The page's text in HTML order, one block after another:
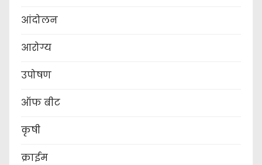
आंदोलन
आरोग्य
उपोषण
ऑफ बीट
कृषी
क्राईम